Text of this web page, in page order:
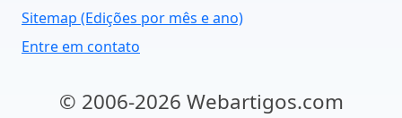
Sitemap (Edições por mês e ano)
Entre em contato
© 2006-2026 Webartigos.com